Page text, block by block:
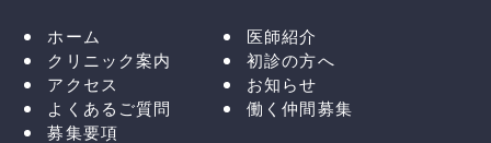
ホーム
医師紹介
クリニック案内
初診の方へ
アクセス
お知らせ
よくあるご質問
働く仲間募集
募集要項